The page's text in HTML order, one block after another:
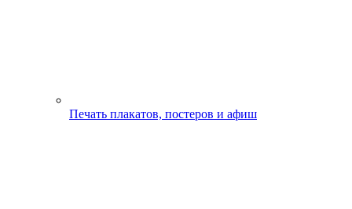
Печать плакатов, постеров и афиш